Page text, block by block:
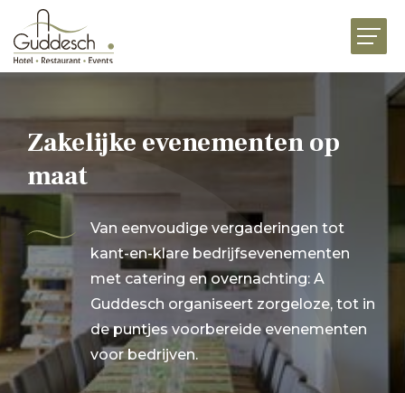
NIEUWS JOBS PRESENTATIE CONTACT
EVENEMENTEN
FESTIVITEITEN
DELICATESSENWERELD
Zakelijke evenementen op
maat
Van eenvoudige vergaderingen tot
kant-en-klare bedrijfsevenementen
met catering en overnachting: A
Guddesch organiseert zorgeloze, tot in
de puntjes voorbereide evenementen
voor bedrijven.